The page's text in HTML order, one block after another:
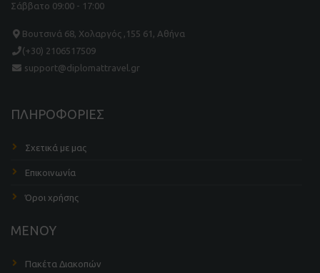
Σάββατο 09:00 - 17:00
Βουτσινά 68, Χολαργός ,155 61, Αθήνα
(+30) 2106517509
support@diplomattravel.gr
ΠΛΗΡΟΦΟΡΙΕΣ
Σχετικά με μας
Επικοινωνία
Όροι χρήσης
ΜΕΝΟΥ
Πακέτα Διακοπών